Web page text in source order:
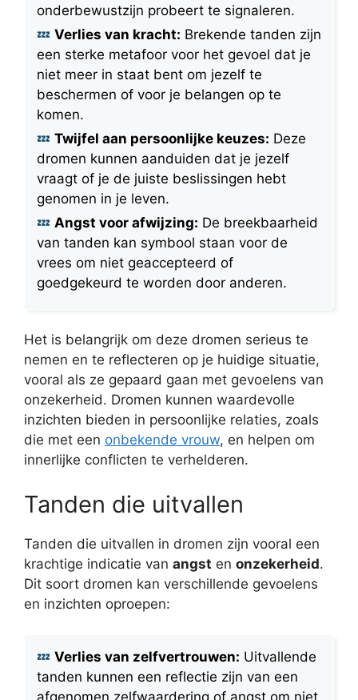
onderbewustzijn probeert te signaleren.
Verlies van kracht: Brekende tanden zijn
een sterke metafoor voor het gevoel dat je
niet meer in staat bent om jezelf te
beschermen of voor je belangen op te
komen.
Twijfel aan persoonlijke keuzes: Deze
dromen kunnen aanduiden dat je jezelf
vraagt of je de juiste beslissingen hebt
genomen in je leven.
Angst voor afwijzing: De breekbaarheid
van tanden kan symbool staan voor de
vrees om niet geaccepteerd of
goedgekeurd te worden door anderen.
Het is belangrijk om deze dromen serieus te
nemen en te reflecteren op je huidige situatie,
vooral als ze gepaard gaan met gevoelens van
onzekerheid. Dromen kunnen waardevolle
inzichten bieden in persoonlijke relaties, zoals
die met een onbekende vrouw, en helpen om
innerlijke conflicten te verhelderen.
Tanden die uitvallen
Tanden die uitvallen in dromen zijn vooral een
krachtige indicatie van angst en onzekerheid.
Dit soort dromen kan verschillende gevoelens
en inzichten oproepen:
Verlies van zelfvertrouwen: Uitvallende
tanden kunnen een reflectie zijn van een